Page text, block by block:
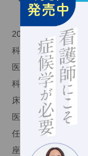
ー長
2000年3月香川医
科）卒業。2000年
医、2008年4月か
科博士後研究者。
床研究マスターコ
医学部付属八王子
任准教授を経て、
座 災害・救急医学